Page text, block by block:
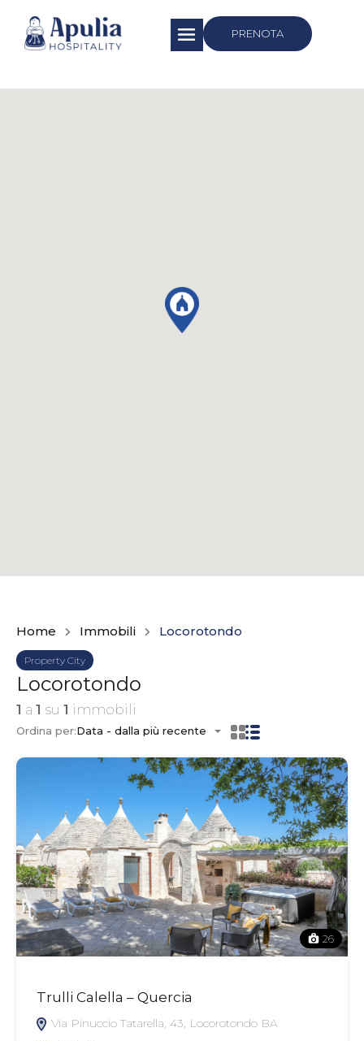
PRENOTA
Home Immobili Locorotondo
Property City
Locorotondo
1 a 1 su 1 immobili
Ordina per:Data - dalla più recente
26
Trulli Calella – Quercia
Via Pinuccio Tatarella, 43, Locorotondo BA